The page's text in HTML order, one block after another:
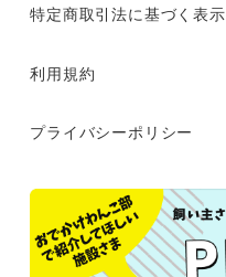
特定商取引法に基づく表示
利用規約
プライバシーポリシー